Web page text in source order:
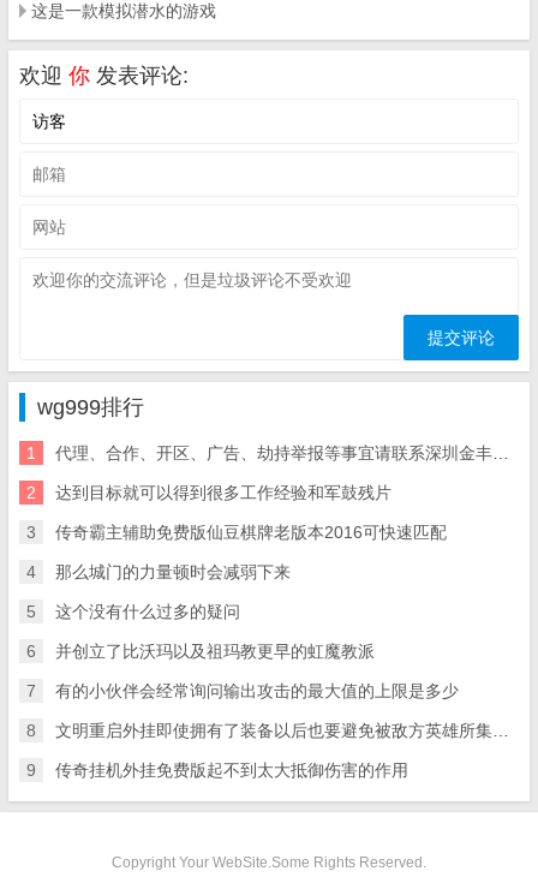
这是一款模拟潜水的游戏
欢迎 你 发表评论:
wg999排行
1 代理、合作、开区、广告、劫持举报等事宜请联系深圳金丰星界科技有限公司
2 达到目标就可以得到很多工作经验和军鼓残片
3 传奇霸主辅助免费版仙豆棋牌老版本2016可快速匹配
4 那么城门的力量顿时会减弱下来
5 这个没有什么过多的疑问
6 并创立了比沃玛以及祖玛教更早的虹魔教派
7 有的小伙伴会经常询问输出攻击的最大值的上限是多少
8 文明重启外挂即使拥有了装备以后也要避免被敌方英雄所集火攻击
9 传奇挂机外挂免费版起不到太大抵御伤害的作用
Copyright Your WebSite.Some Rights Reserved.